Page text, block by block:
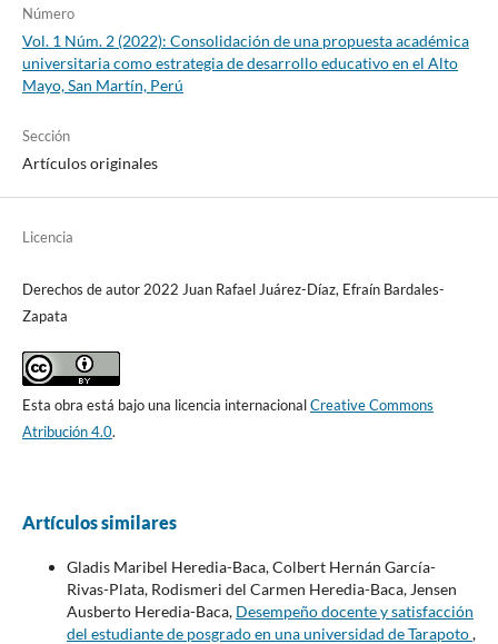
Número
Vol. 1 Núm. 2 (2022): Consolidación de una propuesta académica
universitaria como estrategia de desarrollo educativo en el Alto
Mayo, San Martín, Perú
Sección
Artículos originales
Licencia
Derechos de autor 2022 Juan Rafael Juárez-Díaz, Efraín Bardales-
Zapata
Esta obra está bajo una licencia internacionalCreative Commons
Atribución 4.0.
Artículos similares
Gladis Maribel Heredia-Baca, Colbert Hernán García-
Rivas-Plata, Rodismeri del Carmen Heredia-Baca, Jensen
Ausberto Heredia-Baca, Desempeño docente y satisfacción
del estudiante de posgrado en una universidad de Tarapoto,